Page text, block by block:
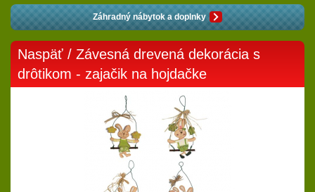
Záhradný nábytok a doplnky
Naspäť / Závesná drevená dekorácia s
drôtikom - zajačik na hojdačke